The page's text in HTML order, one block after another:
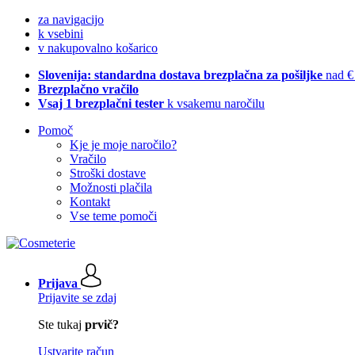
za navigacijo
k vsebini
v nakupovalno košarico
Slovenija: standardna dostava brezplačna za pošiljke nad
Brezplačno vračilo
Vsaj 1 brezplačni tester k vsakemu naročilu
Pomoč
Kje je moje naročilo?
Vračilo
Stroški dostave
Možnosti plačila
Kontakt
Vse teme pomoči
Prijava
Prijavite se zdaj
Ste tukaj prvič?
Ustvarite račun